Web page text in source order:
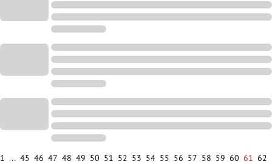
1 ... 45 46 47 48 49 50 51 52 53 54 55 56 57 58 59 60 61 62